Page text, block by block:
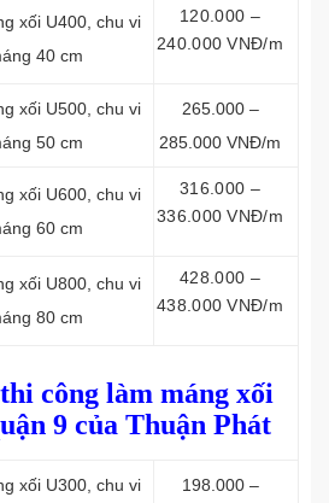
xối U400, chu vi
40 cm
120.000 –
240.000 VNĐ/m
xối U500, chu vi
50 cm
265.000 –
285.000 VNĐ/m
xối U600, chu vi
60 cm
316.000 –
336.000 VNĐ/m
xối U800, chu vi
80 cm
428.000 –
438.000 VNĐ/m
công làm máng xối
9 của Thuận Phát
xối U300, chu vi
198.000 –